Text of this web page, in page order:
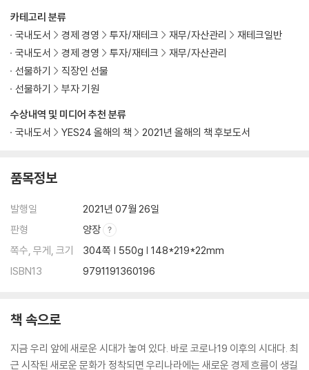
-우리는 미래의 1등 기업을 찾을 수 없다
미래의 부 02_‘인공지능의 두뇌’ 비메모리 반도체를 주목하라
-노동자 반도체 vs 천재 반도체
-삼성전자는 세계 넘버원이 아니다
-반도체 시장의 절대강자는 누구인가
-4차 산업혁명 패권을 위한 미국과 중국의 힘겨루기
-ASML이라는 외계 기업
미래의 부 03_버핏은 왜 그토록 애플을 사랑하는가
-시가총액 2조 달러, 이것은 시작에 불과하다
-애플은 제조 기업이 아니다
-‘40조 현금 부자’ 애플이 대출을 받은 이유
-강점보다 약점 분석이 중요하다
-데이터는 정확히 석유의 길을 걸을 것이다
-1,400만 명 vs 33만 명, 게임이 될까?
수상내역 및 미디어 추천 분류
국내도서
YES24 올해의 책 2021년 올해의 책 후보도서
카테고리 분류
국내도서
경제 경영 투자/재테크 재무/자산관리
재테크일반
국내도서
경제 경영 투자/재테크
재무/자산관리
선물하기
직장인 선물
선물하기
부자 기원
품목정보
발행일
2021년 07월 26일
판형
양장
쪽수, 무게, 크기
304쪽 | 550g | 148*219*22mm
ISBN13
9791191360196
책 속으로
지금 우리 앞에 새로운 시대가 놓여 있다. 바로 코로나19 이후의 시대다. 최
근 시작된 새로운 문화가 정착되면 우리나라에는 새로운 경제 흐름이 생길